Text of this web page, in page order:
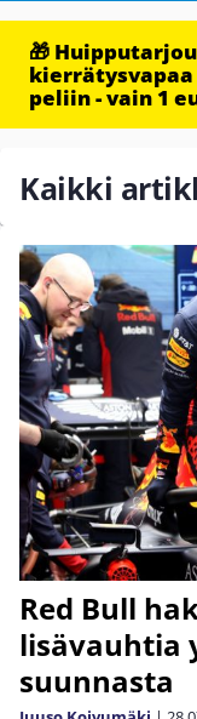
🎁
kierrätysvapaa
peliin - vain 1
Kaikki
Red Bull
lisävauhtia
suunnasta